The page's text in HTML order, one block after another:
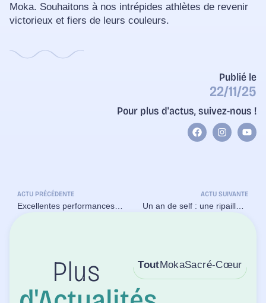
Publié le
22/11/25
Pour plus d'actus, suivez-nous !
Moka. Souhaitons à nos intrépides athlètes de revenir
victorieux et fiers de leurs couleurs.
ACTU PRÉCÉDENTE
Excellentes performances de nos élèves au cross départemental et régional !
ACTU SUIVANTE
Un an de self : une ripaille pantagruélique (ou presque) au collège Moka.
Plus
MokaSacré-Cœur
Tout